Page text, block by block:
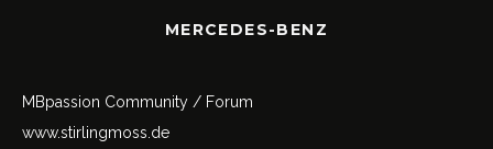
MERCEDES-BENZ
MBpassion Community / Forum
www.stirlingmoss.de